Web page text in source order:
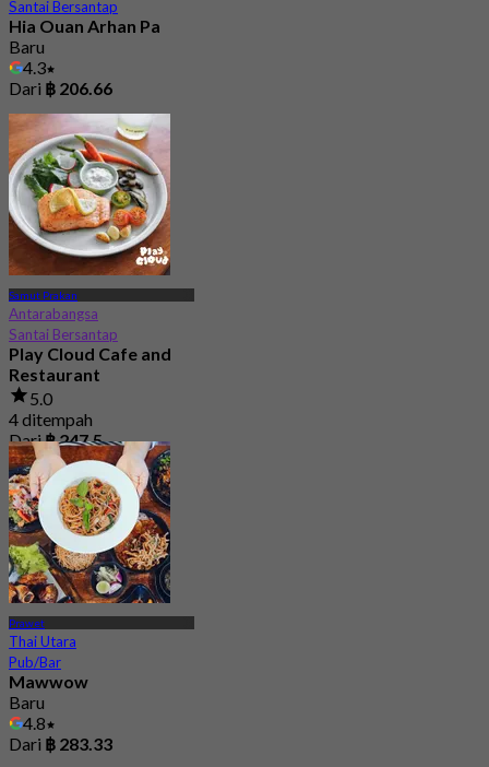
Santai Bersantap
Hia Ouan Arhan Pa
Baru
4.3
Dari ฿ 206.66
Samut Prakan
Antarabangsa
Santai Bersantap
Play Cloud Cafe and
Restaurant
5.0
4 ditempah
Dari฿ 247.5
Prawet
Thai Utara
Pub/Bar
Mawwow
Baru
4.8
Dari ฿ 283.33